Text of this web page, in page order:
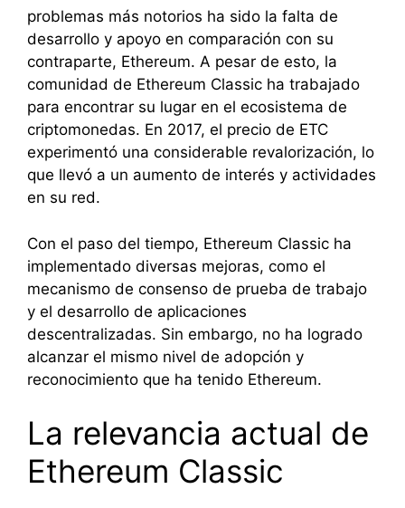
problemas más notorios ha sido la falta de
desarrollo y apoyo en comparación con su
contraparte, Ethereum. A pesar de esto, la
comunidad de Ethereum Classic ha trabajado
para encontrar su lugar en el ecosistema de
criptomonedas. En 2017, el precio de ETC
experimentó una considerable revalorización, lo
que llevó a un aumento de interés y actividades
en su red.
Con el paso del tiempo, Ethereum Classic ha
implementado diversas mejoras, como el
mecanismo de consenso de prueba de trabajo
y el desarrollo de aplicaciones
descentralizadas. Sin embargo, no ha logrado
alcanzar el mismo nivel de adopción y
reconocimiento que ha tenido Ethereum.
La relevancia actual de
Ethereum Classic